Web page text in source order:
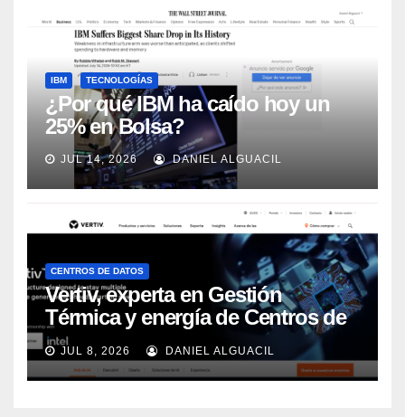
IBM TECNOLOGÍAS
¿Por qué IBM ha caído hoy un
25% en Bolsa?
JUL 14, 2026 DANIEL ALGUACIL
CENTROS DE DATOS
Vertiv, experta en Gestión
Térmica y energía de Centros de
Datos, sigue su crecimiento
imparable
JUL 8, 2026 DANIEL ALGUACIL